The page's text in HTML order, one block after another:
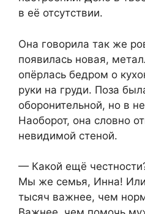
в её отсутствии.
Она говорила так же
появилась новая,
опёрлась бедром о
руки на груди. Поза
оборонительной, но в
Наоборот, она словно
невидимой стеной.
— Какой ещё
Мы же семья, Инна!
тысяч важнее, чем